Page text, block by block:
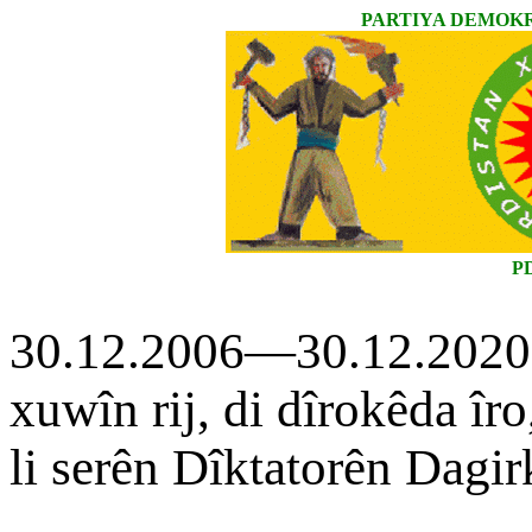
PARTIYA
xuwîn rij, di dîrokêda
li serên Dîktatorên